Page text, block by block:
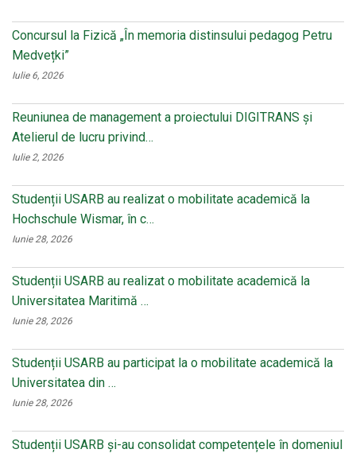
Concursul la Fizică „În memoria distinsului pedagog Petru
Medvețki”
Iulie 6, 2026
Reuniunea de management a proiectului DIGITRANS și
Atelierul de lucru privind…
Iulie 2, 2026
Studenții USARB au realizat o mobilitate academică la
Hochschule Wismar, în c…
Iunie 28, 2026
Studenții USARB au realizat o mobilitate academică la
Universitatea Maritimă …
Iunie 28, 2026
Studenții USARB au participat la o mobilitate academică la
Universitatea din …
Iunie 28, 2026
Studenții USARB și-au consolidat competențele în domeniul